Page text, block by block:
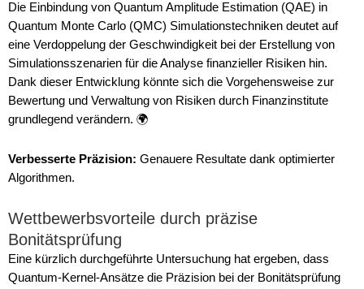
Die Einbindung von Quantum Amplitude Estimation (QAE) in
Quantum Monte Carlo (QMC) Simulationstechniken deutet auf
eine Verdoppelung der Geschwindigkeit bei der Erstellung von
Simulationsszenarien für die Analyse finanzieller Risiken hin.
Dank dieser Entwicklung könnte sich die Vorgehensweise zur
Bewertung und Verwaltung von Risiken durch Finanzinstitute
grundlegend verändern. 🌍
Verbesserte Präzision: Genauere Resultate dank optimierter
Algorithmen.
Wettbewerbsvorteile durch präzise
Bonitätsprüfung
Eine kürzlich durchgeführte Untersuchung hat ergeben, dass
Quantum-Kernel-Ansätze die Präzision bei der Bonitätsprüfung